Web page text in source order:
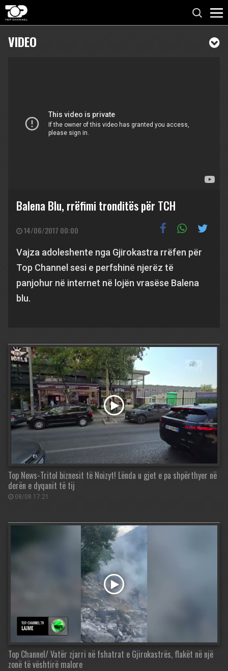
VIDEO
Balena Blu, rrëfimi tronditës për TCH
14/06/2017 00:00
Vajza adoleshente nga Gjirokastra rrëfen për
Top Channel sesi e perfshinë njerëz të
panjohur në internet në lojën vrasëse Balena
blu.
Top News-Tritol biznesit të Noizyt! Lënda u gjet e pa shpërthyer në
derën e dyqanit të tij
08/08 17:21
Top Channel/ Vatër zjarri në fshatrat e Gjirokastrës, flakët në një
zonë të vështirë malore